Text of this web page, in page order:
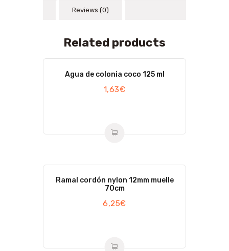
Reviews (0)
Related products
Agua de colonia coco 125 ml
1,63€
Ramal cordón nylon 12mm muelle
70cm
6,25€